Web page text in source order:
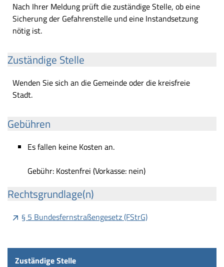
Nach Ihrer Meldung prüft die zuständige Stelle, ob eine
Sicherung der Gefahrenstelle und eine Instandsetzung
nötig ist.
Zuständige Stelle
Wenden Sie sich an die Gemeinde oder die kreisfreie
Stadt.
Gebühren
Es fallen keine Kosten an.
Gebühr: Kostenfrei (Vorkasse: nein)
Rechtsgrundlage(n)
§ 5 Bundesfernstraßengesetz (FStrG)
Zuständige Stelle